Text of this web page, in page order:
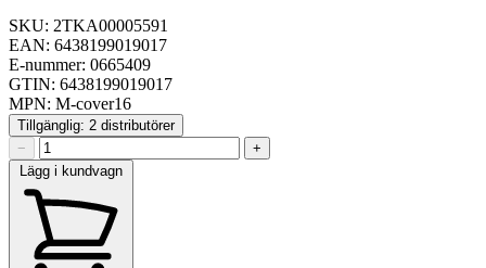
SKU: 2TKA00005591
EAN: 6438199019017
E-nummer: 0665409
GTIN: 6438199019017
MPN: M-cover16
Tillgänglig: 2 distributörer
−
+
Lägg i kundvagn